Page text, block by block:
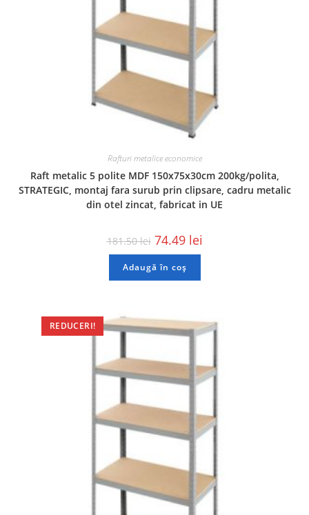
Rafturi metalice economice
Raft metalic 5 polite MDF 150x75x30cm 200kg/polita,
STRATEGIC, montaj fara surub prin clipsare, cadru metalic
din otel zincat, fabricat in UE
181.50lei 74.49 lei
Adaugă în coș
REDUCERI!